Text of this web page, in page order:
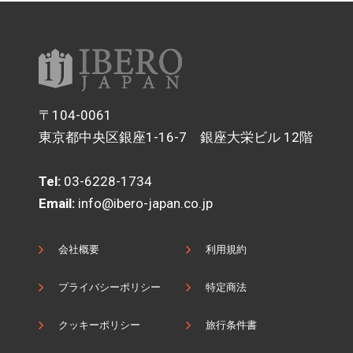
〒104-0061
東京都中央区銀座1-16-7 銀座大栄ビル 12階
Tel: 03-6228-1734
Email: info@ibero-japan.co.jp
会社概要
プライバシーポリシー
クッキーポリシー
利用規約
特定商法
旅行条件書